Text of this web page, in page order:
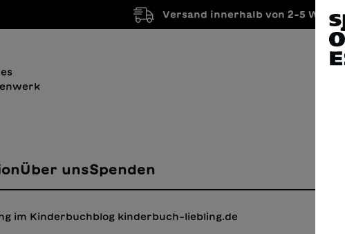
Versand innerhalb von 2-5
Über unsSpenden
im Kinderbuchblog kinderbuch-liebling.de